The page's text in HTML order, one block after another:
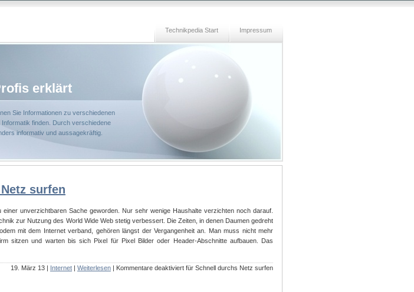
Technikpedia Start Impressum
erklärt
Sie Informationen zu verschiedenen
finden. Durch verschiedene
informativ und aussagekräftig.
surfen
einer unverzichtbaren Sache geworden. Nur sehr wenige Haushalte verzichten noch darauf.
zur Nutzung des World Wide Web stetig verbessert. Die Zeiten, in denen Daumen gedreht
mit dem Internet verband, gehören längst der Vergangenheit an. Man muss nicht mehr
sitzen und warten bis sich Pixel für Pixel Bilder oder Header-Abschnitte aufbauen. Das
19. März 13 | Internet Weiterlesen Kommentare deaktiviert für Schnell durchs Netz surfen